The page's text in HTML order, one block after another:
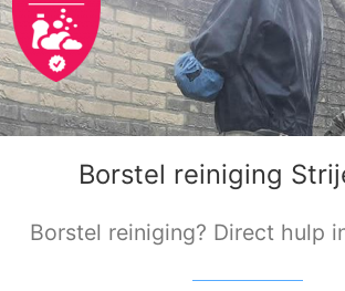
Borstel reiniging
Borstel reiniging? Direct hulp